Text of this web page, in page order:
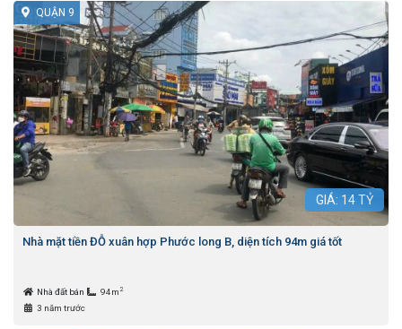
QUẬN 9
GIÁ: 14TỶ
Nhà mặt tiền ĐỖ xuân hợp Phước long B, diện tích 94m giá tốt
Nhà đất bán 94m 2
3 năm trước